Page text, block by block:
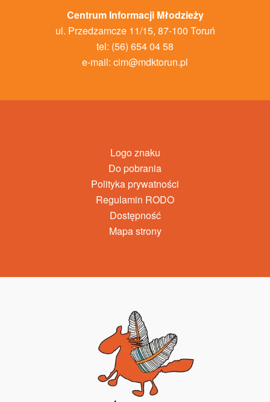
Centrum Informacji Młodzieży
ul. Przedzamcze 11/15, 87-100 Toruń
tel: (56) 654 04 58
e-mail: cim@mdktorun.pl
Logo znaku
Do pobrania
Polityka prywatności
Regulamin RODO
Dostępność
Mapa strony